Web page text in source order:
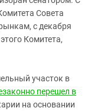
Совета
с декабря
Комитета,
участок в
перешел в
на основании